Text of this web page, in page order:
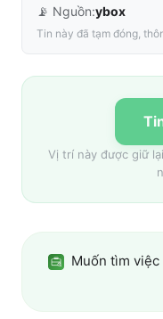
📡 Nguồn:ybox
Tin này đã tạm đóng,
Vị trí này được giữ
Muốn tìm